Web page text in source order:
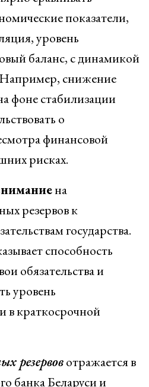
показатели,
уровень
баланс, с динамикой
Например, снижение
фоне стабилизации
о
финансовой
рисках.
на
резервов к
государства.
способность
обязательства и
уровень
в краткосрочной
резервовотражается в
банка Беларуси и